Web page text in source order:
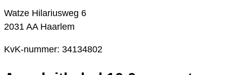
Watze Hilariusweg 6
2031 AA Haarlem
KvK-nummer: 34134802